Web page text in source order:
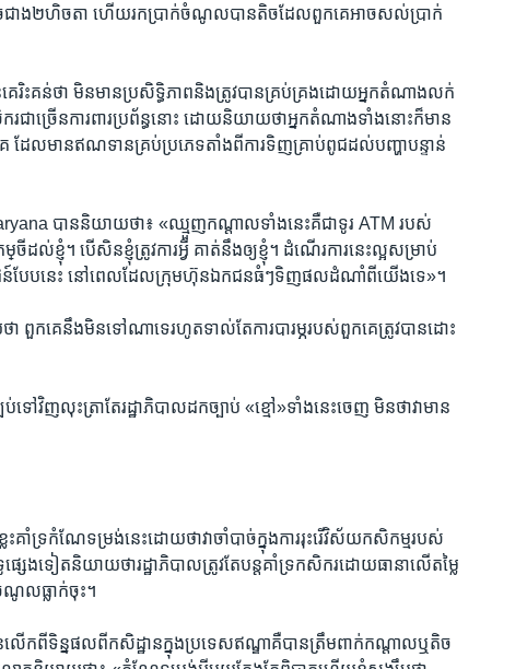
ជាង​២ហិចតា​ ហើយរក​ប្រាក់​ចំណូល​បាន​តិច​ដែល​ពួកគេ​អាច​សល់​ប្រាក់​
េរិះគន់​ថា​ មិន​មានប្រសិទ្ធិភាព​និង​ត្រូវ​បាន​គ្រប់​គ្រង​ដោយអ្នក​តំណាង​លក់
ច្រើន​ការពារ​ប្រព័ន្ធ​នោះ ដោយ​និយាយ​ថា​អ្នក​តំណាង​ទាំង​នោះ​ក៏មាន​
ែល​មានឥណទាន​គ្រប់​ប្រភេទ​តាំង​ពីការ​ទិញ​គ្រាប់ពូជ​ដល់​បញ្ហា​បន្ទាន់​
បាន​និយាយ​ថា៖ «ឈ្មួញ​កណ្តាល​ទាំង​នេះ​គឺ​ជា​ទូរ ATM ​របស់​
ល់​ខ្ញុំ។ បើសិនខ្ញុំ​ត្រូវការ​អ្វី គាត់​នឹង​ឲ្យ​ខ្ញុំ។ ដំណើរការ​នេះ​ល្អសម្រាប់​
បែប​នេះ​ នៅពេល​ដែល​ក្រុម​ហ៊ុន​ឯកជន​ធំៗទិញ​ផលដំណាំ​ពី​យើង​ទេ»។
គេ​នឹង​មិន​ទៅ​ណា​ទេ​រហូត​ទាល់​តែ​ការ​បារម្ភ​របស់​ពួកគេ​ត្រូវបាន​ដោះ
វិញ​លុះត្រា​តែ​រដ្ឋាភិបាល​ដក​ច្បាប់ «ខ្មៅ»ទាំង​នេះ​ចេញ មិនថា​វា​មាន​
លះគាំទ្រ​កំណែទម្រង់​នេះ​ដោយ​ថា​វាចាំ​បាច់​ក្នុង​ការ​រុះ​រើ​វិស័យ​កសិកម្ម​របស់​
សេង​ទៀត​និយាយ​ថា​រដ្ឋាភិបាល​ត្រូវតែ​បន្ត​គាំទ្រ​កសិករ​ដោយធានា​លើ​តម្លៃ​
ណូល​ធ្លាក់​ចុះ។
លើក​ពីទិន្នផល​ពី​កសិដ្ឋាន​ក្នុងប្រទេស​ឥណ្ឌា​គឺ​បាន​ត្រឹម​ពាក់កណ្តាល​ឬតិច